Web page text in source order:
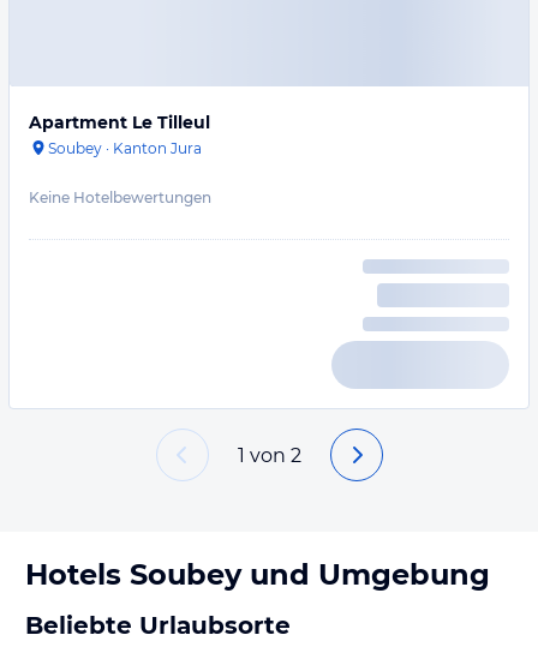
Apartment Le Tilleul
Soubey · Kanton Jura
Keine Hotelbewertungen
1 von 2
Hotels Soubeyund Umgebung
Beliebte Urlaubsorte